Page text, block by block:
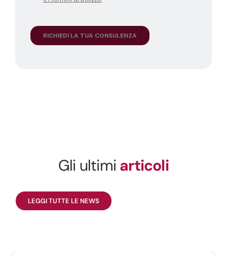
Gli ultimi articoli
LEGGI TUTTE LE NEWS